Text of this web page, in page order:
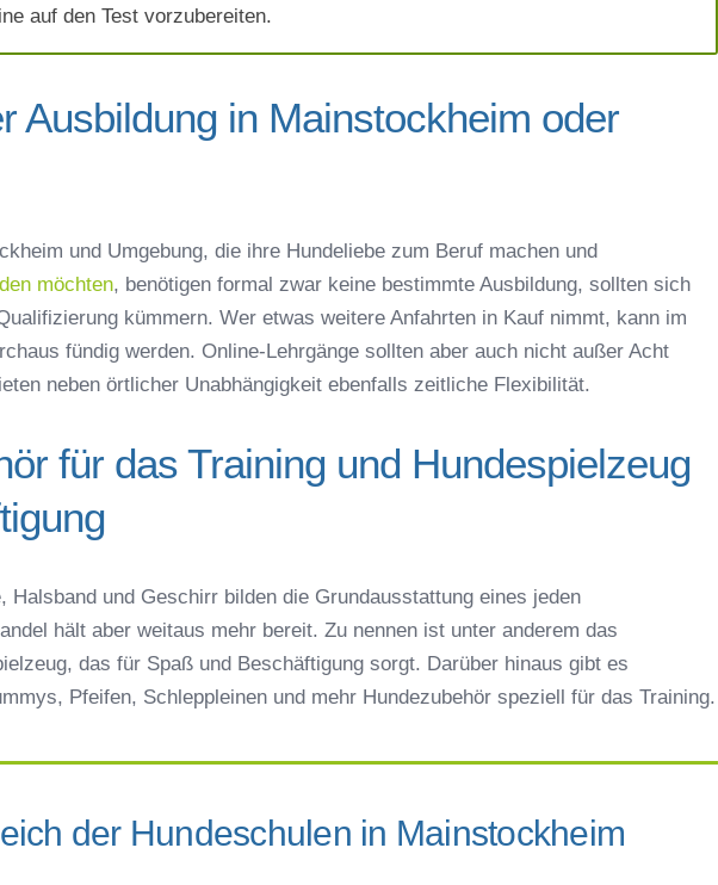
der Daten akzeptiere ich die
Absenden
auf den Test vorzubereiten.
Ausbildung in Mainstockheim oder
und Umgebung, die ihre Hundeliebe zum Beruf machen und
möchten, benötigen formal zwar keine bestimmte Ausbildung, sollten sich
kümmern. Wer etwas weitere Anfahrten in Kauf nimmt, kann im
fündig werden. Online-Lehrgänge sollten aber auch nicht außer Acht
neben örtlicher Unabhängigkeit ebenfalls zeitliche Flexibilität.
für das Training und Hundespielzeug
Halsband und Geschirr bilden die Grundausstattung eines jeden
hält aber weitaus mehr bereit. Zu nennen ist unter anderem das
das für Spaß und Beschäftigung sorgt. Darüber hinaus gibt es
Pfeifen, Schleppleinen und mehr Hundezubehör speziell für das Training.
der Hundeschulen in Mainstockheim